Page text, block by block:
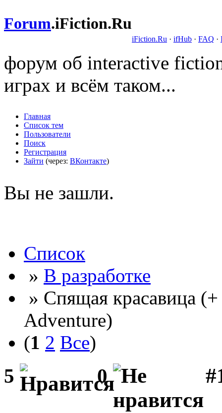
Forum.iFiction.Ru
iFiction.Ru · ifHub · FAQ ·
форум об interactive
играх и всём таком...
Главная
Список тем
Пользователи
Поиск
Регистрация
Зайти (через: ВКонтакте)
Вы не зашли.
Список
» В разработке
» Спящая красавица
Adventure)
(1 2 Все)
5 0